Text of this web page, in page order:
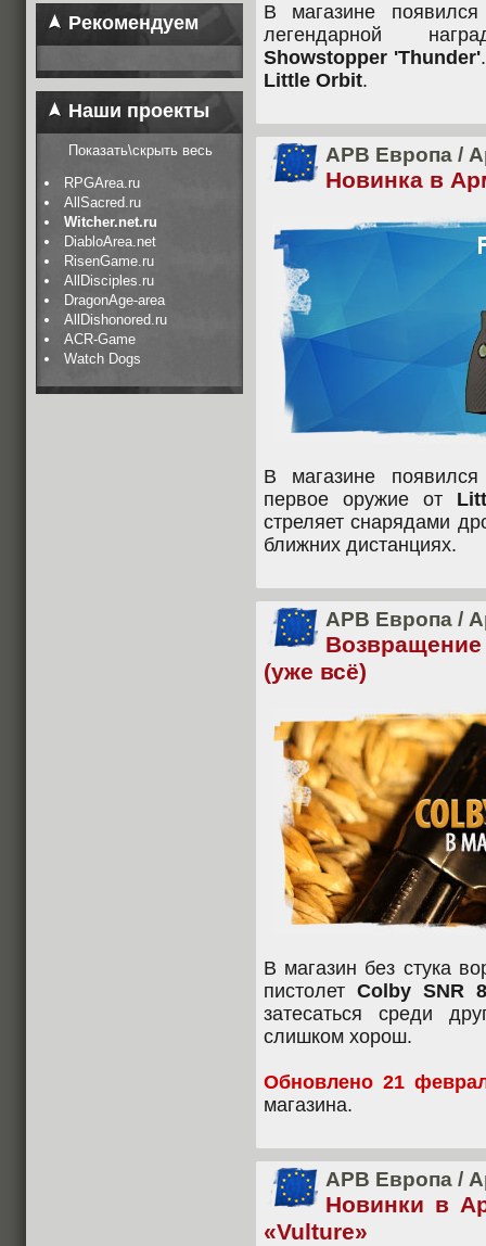
Рекомендуем
Наши проекты
Показать\скрыть весь
RPGArea.ru
AllSacred.ru
Witcher.net.ru
DiabloArea.net
RisenGame.ru
AllDisciples.ru
DragonAge-area
AllDishonored.ru
ACR-Game
Watch Dogs
В магазине
легендарной
Showstopper 'Thunder'
Little Orbit.
APB Европа /
Новинка в
В магазине
первое оружие от
стреляет снарядами
ближних дистанциях.
APB Европа /
(уже всё)
В магазин без стука
пистолетColby SNR
затесаться среди
слишком хорош.
Обновлено 21
магазина.
APB Европа /
Новинки в
«Vulture»